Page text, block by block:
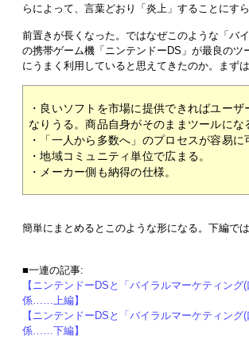
らによって、言葉どおり「炎上」することにす
前置きが長くなった。ではなぜこのような「バ
の携帯ゲーム機「ニンテンドーDS」が最良の
にうまく利用していると思えてきたのか。まず
・良いソフトを市場に提供できればユー
なりうる。商品自身がそのままツールにな
・「一人から多数へ」のプロセスが容易に
・地域コミュニティ単位で広まる。
・メーカー側も納得の仕様。
簡単にまとめるとこのような形になる。下編で
■一連の記事:
【ニンテンドーDSと「バイラルマーケティン
係……上編】
【ニンテンドーDSと「バイラルマーケティン
係……下編】